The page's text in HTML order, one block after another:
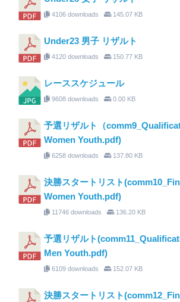
4106 downloads 145.07 KB
Under23 男子 リザルト
4120 downloads 150.77 KB
レーススケジュール
9608 downloads 0.00 KB
予選リザルト（
Women Youth.pdf)
6258 downloads 137.80 KB
決勝スタートリスト
Women Youth.pdf)
11746 downloads 136.20 KB
予選リザルト
Men Youth.pdf)
6109 downloads 152.07 KB
決勝スタートリスト